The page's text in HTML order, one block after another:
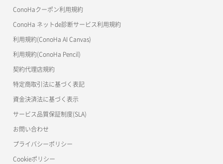
ラージオブジェクトアップロード(DLO)
一時的Web公開
Terraform
s3cmd
公開API(ConoHa VPS Ver.2.0)
ConoHaクーポン利用規約
ConoHa ネットde診断サービス利用規約
利用規約(ConoHa AI Canvas)
利用規約(ConoHa Pencil)
契約代理店規約
特定商取引法に基づく表記
資金決済法に基づく表示
サービス品質保証制度(SLA)
お問い合わせ
プライバシーポリシー
Cookieポリシー